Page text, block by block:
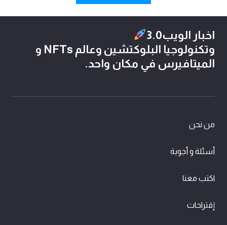
اخبار الويب3.0
وتكنولوجيا البلوكتشين وعالم NFTs و
الميتافيرس في مكان واحد.
من نحن
أسئلة و أجوبة
اكتب معنا
إقتراحات